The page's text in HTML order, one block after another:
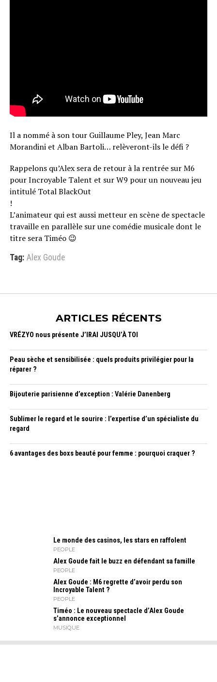
Il a nommé à son tour Guillaume Pley, Jean Marc
Morandini et Alban Bartoli… relèveront-ils le défi ?
Rappelons qu’Alex sera de retour à la rentrée sur M6
pour Incroyable Talent et sur W9 pour un nouveau jeu
intitulé Total BlackOut
!
L’animateur qui est aussi metteur en scène de spectacle
travaille en parallèle sur une comédie musicale dont le
titre sera Timéo 😉
Tag: Alex Goude
ARTICLES RÉCENTS
VRÉZYO nous présente J’IRAI JUSQU’À TOI
Peau sèche et sensibilisée : quels produits privilégier pour la
réparer ?
Bijouterie parisienne d’exception : Valérie Danenberg
Sublimer le regard et le sourire : l’expertise d’un spécialiste du
regard
6 avantages des boxs beauté pour femme : pourquoi craquer ?
Le monde des casinos, les stars en raffolent
PEOPLE
Alex Goude fait le buzz en défendant sa famille
PEOPLE
Alex Goude : M6 regrette d’avoir perdu son
Incroyable Talent ?
PEOPLE
Timéo : Le nouveau spectacle d’Alex Goude
s’annonce exceptionnel
MUSIQUE